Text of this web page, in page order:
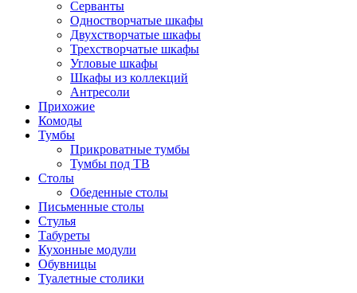
Серванты
Одностворчатые шкафы
Двухстворчатые шкафы
Трехстворчатые шкафы
Угловые шкафы
Шкафы из коллекций
Антресоли
Прихожие
Комоды
Тумбы
Прикроватные тумбы
Тумбы под ТВ
Столы
Обеденные столы
Письменные столы
Стулья
Табуреты
Кухонные модули
Обувницы
Туалетные столики